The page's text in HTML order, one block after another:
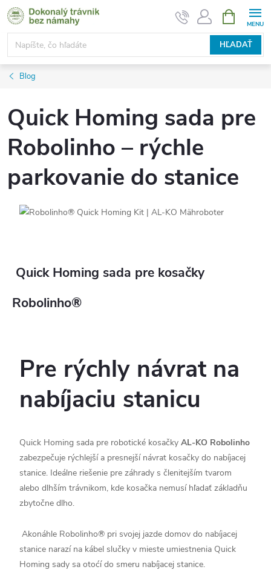
Prejsť
na
obsah
HĽADAŤ
KOŠÍK
Blog
Quick Homing sada pre
Robolinho – rýchle
parkovanie do stanice
Quick Homing sada pre kosačky
Robolinho®
Pre rýchly návrat na
nabíjaciu stanicu
Quick Homing sada pre robotické kosačky AL-KO Robolinho
zabezpečuje rýchlejší a presnejší návrat kosačky do nabíjacej
stanice. Ideálne riešenie pre záhrady s členitejším tvarom
alebo dlhším trávnikom, kde kosačka nemusí hľadať základňu
zbytočne dlho.
Akonáhle Robolinho® pri svojej jazde domov do nabíjacej
stanice narazí na kábel slučky v mieste umiestnenia Quick
Homing sady sa otoćí do smeru nabíjacej stanice.